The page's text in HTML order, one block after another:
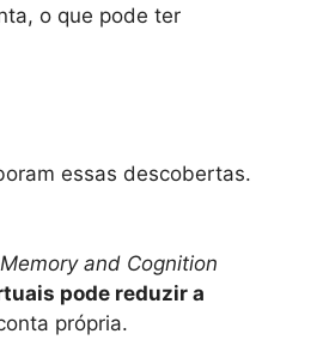
o que pode ter
essas descobertas.
and Cognition
pode reduzir a
própria.